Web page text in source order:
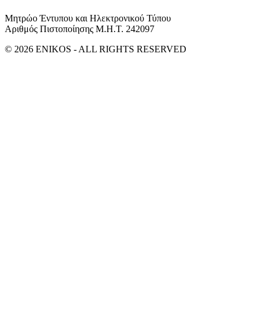
Μητρώο Έντυπου και Ηλεκτρονικού Τύπου
Αριθμός Πιστοποίησης Μ.Η.Τ. 242097
© 2026 ENIKOS - ALL RIGHTS RESERVED